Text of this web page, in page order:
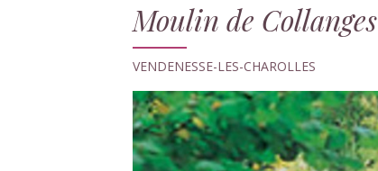
Moulin de Collanges
VENDENESSE-LES-CHAROLLES